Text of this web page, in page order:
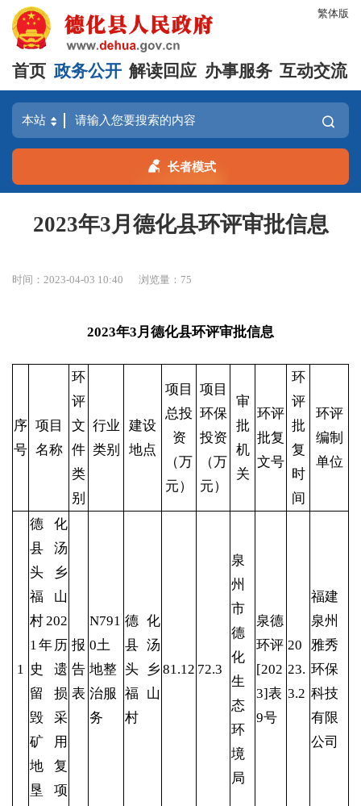
繁体版
首页 政务公开 解读回应 办事服务 互动交流
长者模式
2023年3月德化县环评审批信息
时间：2023-04-03 10:40 浏览量： 75
2023年3月德化县环评审批信息
序
号
项目
名称
环
评
文
件
类
别
行业
类别
建设
地点
项目
总投
资
（万
元）
项目
环保
投资
（万
元）
审
批
机
关
环评
批复
文号
环
评
批
复
时
间
环评
编制
单位
1
德化
县汤
头乡
福山
村202
1年历
史遗
留损
毁采
矿用
地复
垦项
报
告
表
N791
0土
地整
治服
务
德化
县汤
头乡
福山
村
81.12 72.3
泉
州
市
德
化
生
态
环
境
局
泉德
环评
[202
3]表
9号
20
23.
3.2
福建
泉州
雅秀
环保
科技
有限
公司